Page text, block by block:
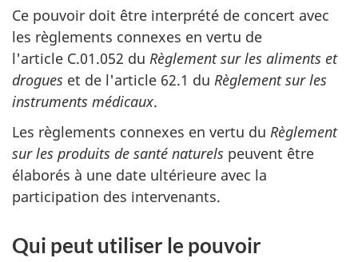
Ce pouvoir doit être interprété de concert avec
les règlements connexes en vertu de
l'article C.01.052 du Règlement sur les aliments et
drogues et de l'article 62.1 du Règlement sur les
instruments médicaux.
Les règlements connexes en vertu du Règlement
sur les produits de santé naturels peuvent être
élaborés à une date ultérieure avec la
participation des intervenants.
Qui peut utiliser le pouvoir